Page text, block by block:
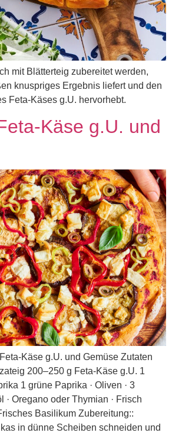
mit Blätterteig zubereitet werden,
knuspriges Ergebnis liefert und den
Feta-Käses g.U. hervorhebt.
Käse g.U. und
Käse g.U. und Gemüse Zutaten
200–250 g Feta-Käse g.U. 1
1 grüne Paprika · Oliven · 3
· Oregano oder Thymian · Frisch
Basilikum Zubereitung::
in dünne Scheiben schneiden und